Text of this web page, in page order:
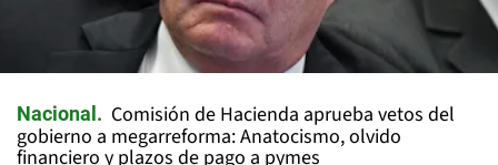
Nacional
Comisión de Hacienda aprueba vetos del
gobierno a megarreforma: Anatocismo, olvido
financiero y plazos de pago a pymes